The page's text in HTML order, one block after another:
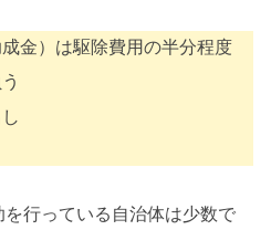
金）は駆除費用の半分程度
行っている自治体は少数で